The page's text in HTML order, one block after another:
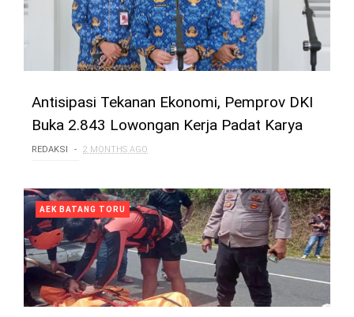
Antisipasi Tekanan Ekonomi, Pemprov DKI
Buka 2.843 Lowongan Kerja Padat Karya
REDAKSI 2 MONTHS AGO
AEK BATANG TORU